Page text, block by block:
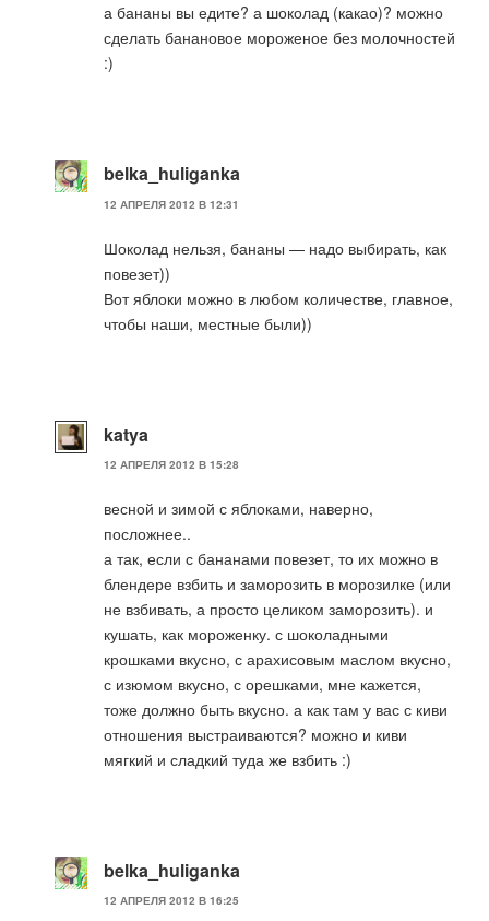
а бананы вы едите? а шоколад (какао)? можно
сделать банановое мороженое без молочностей
:)
belka_huliganka
12 АПРЕЛЯ 2012 В 12:31
Шоколад нельзя, бананы — надо выбирать, как
повезет))
Вот яблоки можно в любом количестве, главное,
чтобы наши, местные были))
katya
12 АПРЕЛЯ 2012 В 15:28
весной и зимой с яблоками, наверно,
посложнее..
а так, если с бананами повезет, то их можно в
блендере взбить и заморозить в морозилке (или
не взбивать, а просто целиком заморозить). и
кушать, как мороженку. с шоколадными
крошками вкусно, с арахисовым маслом вкусно,
с изюмом вкусно, с орешками, мне кажется,
тоже должно быть вкусно. а как там у вас с киви
отношения выстраиваются? можно и киви
мягкий и сладкий туда же взбить :)
belka_huliganka
12 АПРЕЛЯ 2012 В 16:25